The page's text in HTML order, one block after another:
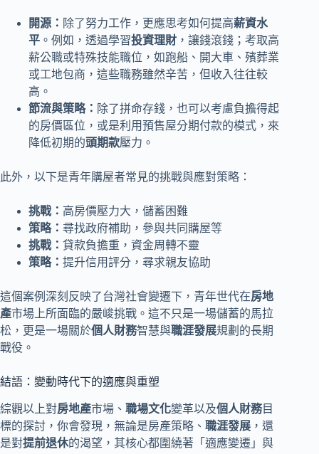
開源： 除了努力工作，更應思考如何提高薪資水
平 。例如，透過學習投資理財 ，讓錢滾錢；考取高
薪公職或特殊技能職位，如跑船、開大車、殯葬業
或工地包商，這些職務雖然辛苦，但收入往往較
高。
節流與策略： 除了拼命存錢，也可以考慮負擔得起
的房價區位，或是利用預售屋分期付款的模式，來
降低初期的頭期款壓力。
此外，以下是青年購屋者常見的挑戰與應對策略：
挑戰： 高房價壓力大，儲蓄困難
策略： 尋找政府補助，參與共同購屋等
挑戰： 貸款負擔重，資金周轉不靈
策略： 提升信用評分，尋求親友協助
這個案例深刻反映了台灣社會變遷下，青年世代在房地
產市場上所面臨的嚴峻挑戰。這不只是一場儲蓄的馬拉
松，更是一場關於個人財務智慧與職涯發展規劃的長期
戰役。
結語：變動時代下的適應與重塑
綜觀以上對房地產市場、 職場文化變革以及個人財務目
標的探討，你會發現，無論是房產策略、 職涯發展 ，還
是對提前退休的渴望，其核心都圍繞著「適應變遷」與